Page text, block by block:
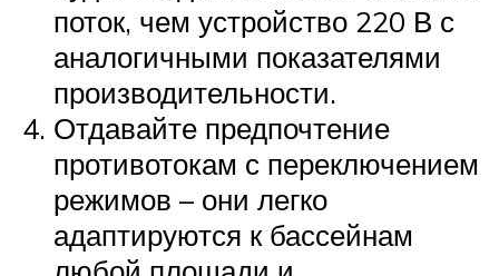
поток, чем устройство 220 В с
аналогичными показателями
производительности.
Отдавайте предпочтение
противотокам с переключением
режимов – они легко
адаптируются к бассейнам